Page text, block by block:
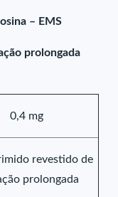
– EMS
prolongada
0,4 mg
revestido de
prolongada